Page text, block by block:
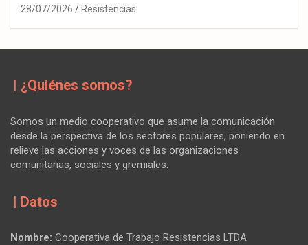
28/07/2026 Resistencias
| ¿Quiénes somos?
Somos un medio cooperativo que asume la comunicación
desde la perspectiva de los sectores populares, poniendo en
relieve las acciones y voces de las organizaciones
comunitarias, sociales y gremiales.
| Datos
Nombre: Cooperativa de Trabajo Resistencias LTDA